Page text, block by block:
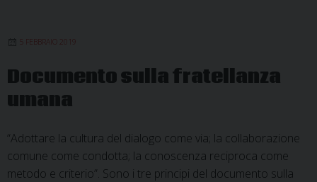
dalla
aggregazioni
laicali
5 FEBBRAIO 2019
Documento sulla fratellanza
umana
“Adottare la cultura del dialogo come via; la collaborazione
comune come condotta; la conoscenza reciproca come
metodo e criterio”. Sono i tre principi del documento sulla